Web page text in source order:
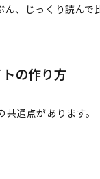
、じっくり読んで
の作り方
通点があります。